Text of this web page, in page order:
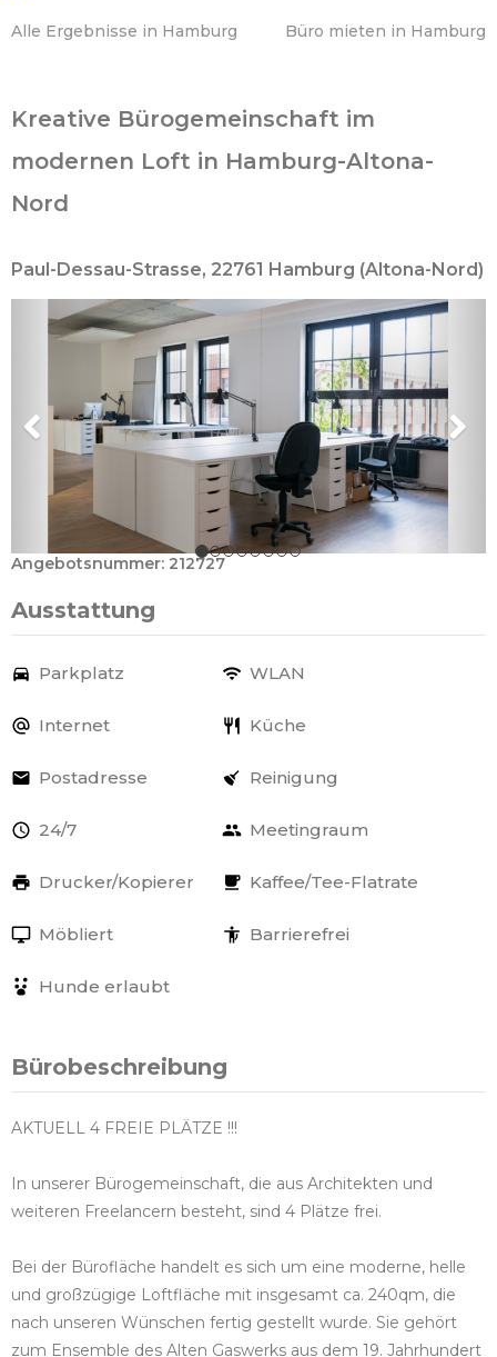
Alle Ergebnisse in Hamburg Büro mieten in Hamburg
Kreative Bürogemeinschaft im
modernen Loft in Hamburg-Altona-
Nord
Paul-Dessau-Strasse, 22761 Hamburg (Altona-Nord)
Angebotsnummer: 212727
Ausstattung
Parkplatz WLAN
Internet Küche
Postadresse Reinigung
24/7 Meetingraum
Drucker/Kopierer Kaffee/Tee-Flatrate
Möbliert Barrierefrei
Hunde erlaubt
Bürobeschreibung
AKTUELL 4 FREIE PLÄTZE !!!
In unserer Bürogemeinschaft, die aus Architekten und
weiteren Freelancern besteht, sind 4 Plätze frei.
Bei der Bürofläche handelt es sich um eine moderne, helle
und großzügige Loftfläche mit insgesamt ca. 240qm, die
nach unseren Wünschen fertig gestellt wurde. Sie gehört
zum Ensemble des Alten Gaswerks aus dem 19. Jahrhundert